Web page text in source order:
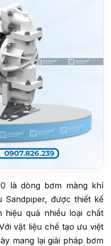
là dòng bơm màng khí
Sandpiper, được thiết kế
hiệu quả nhiều loại chất
vật liệu chế tạo ưu việt
mang lại giải pháp bơm